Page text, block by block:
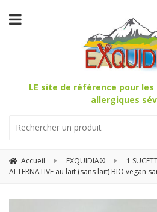
LE site de référence pour
allergiques
Accueil EXQUIDIA®
1
ALTERNATIVE au lait (sans lait) BIO vegan